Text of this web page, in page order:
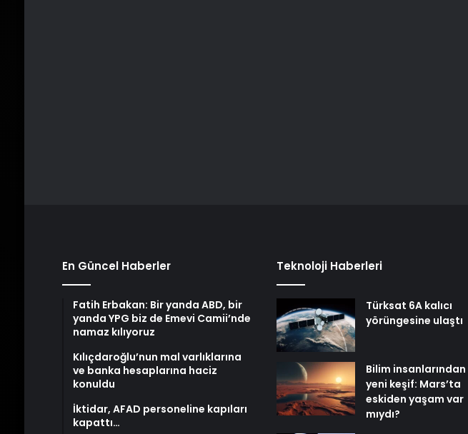
En Güncel Haberler
Fatih Erbakan: Bir yanda ABD, bir
yanda YPG biz de Emevi Camii’nde
namaz kılıyoruz
Kılıçdaroğlu’nun mal varlıklarına
ve banka hesaplarına haciz
konuldu
İktidar, AFAD personeline kapıları
kapattı…
Teknoloji Haberleri
Türksat 6A kalıcı
yörüngesine ulaştı
Bilim insanlarından
yeni keşif: Mars’ta
eskiden yaşam var
mıydı?